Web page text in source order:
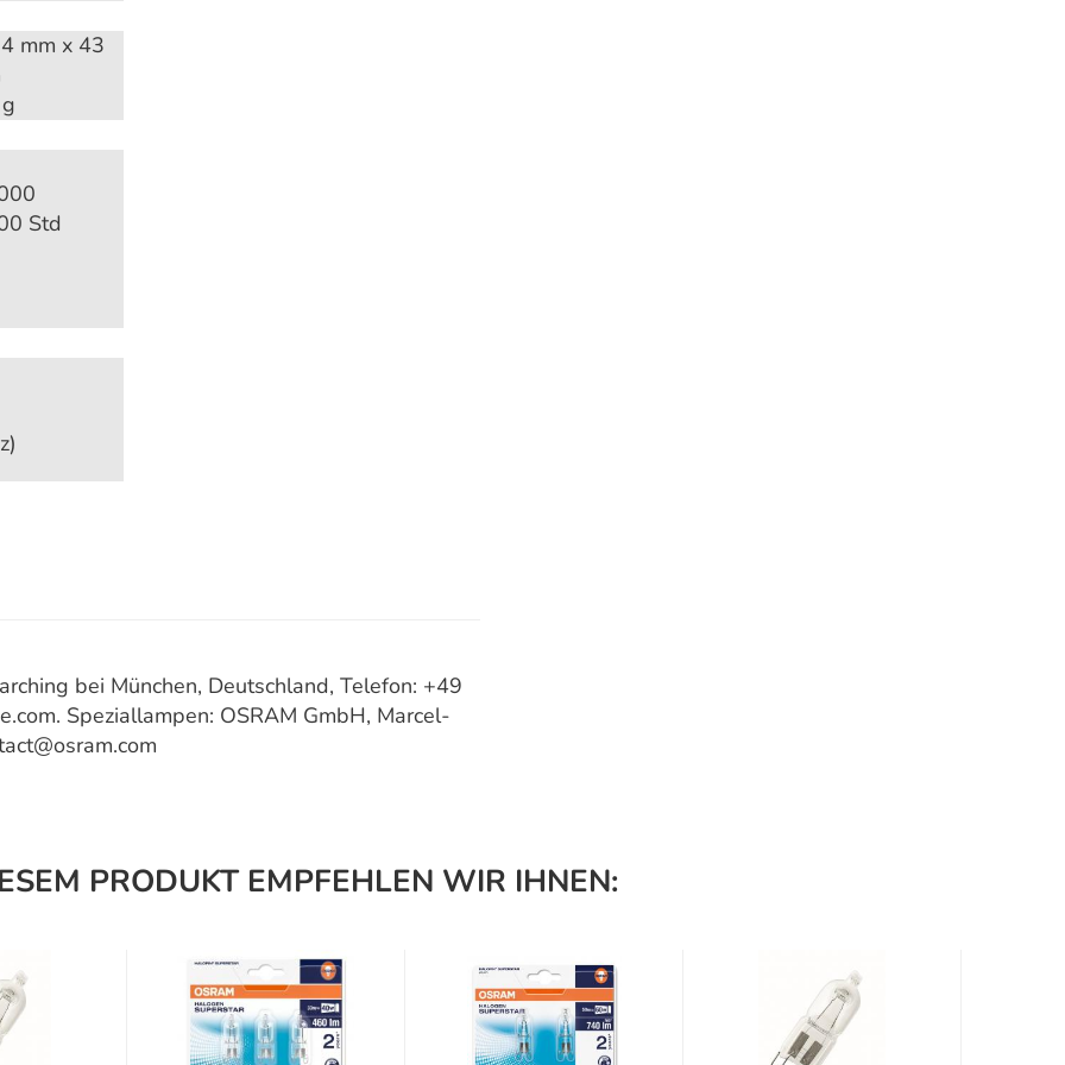
mm x 43
Std
bei München, Deutschland, Telefon: +49
Speziallampen: OSRAM GmbH, Marcel-
PRODUKT EMPFEHLEN WIR IHNEN: